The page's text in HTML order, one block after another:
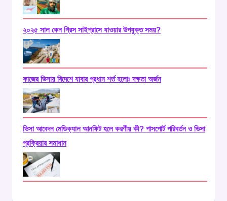
২০২৫ সাল কেন গ্রিস সাইপ্রাসে যাওয়ার উপযুক্ত সময়?
কাজের ভিসায় বিদেশে যাবার প্রধান শর্ত হলোঃ দক্ষতা অর্জন
ভিসা আবেদন মেডিক্যাল আনফিট হলে করণীয় কী? পাসপোর্ট পরিবর্তন ও ভিসা
প্রক্রিয়ার সমাধান